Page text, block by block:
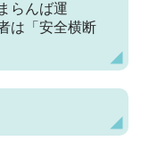
らんば運
安全横断